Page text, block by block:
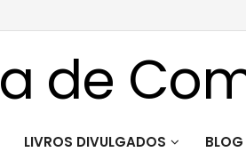
LIVROS DIVULGADOS BLOG